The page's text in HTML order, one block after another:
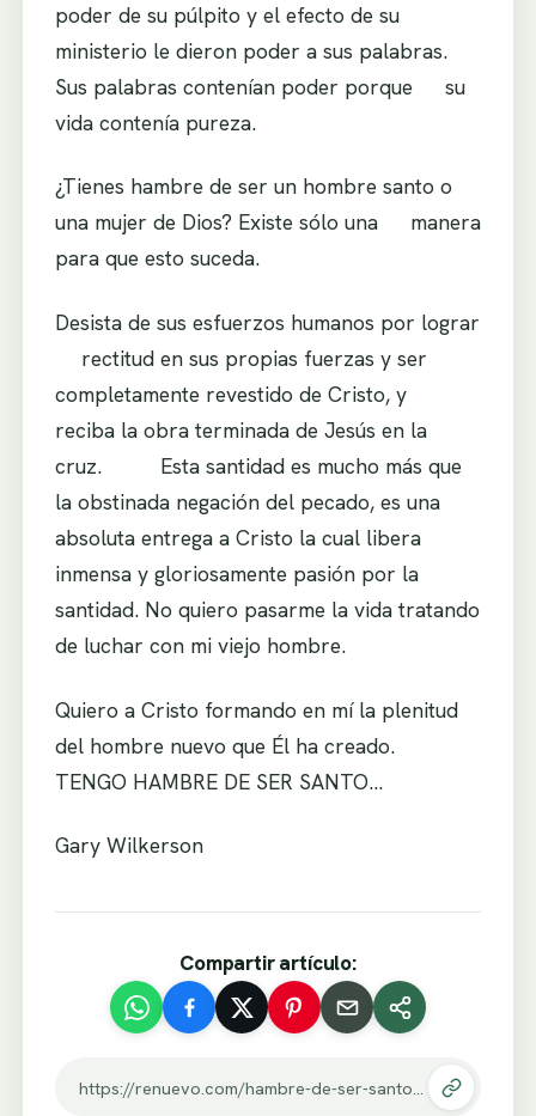
poder de su púlpito y el efecto de su
ministerio le dieron poder a sus palabras.
Sus palabras contenían poder porque su
vida contenía pureza.
¿Tienes hambre de ser un hombre santo o
una mujer de Dios? Existe sólo una manera
para que esto suceda.
Desista de sus esfuerzos humanos por lograr
rectitud en sus propias fuerzas y ser
completamente revestido de Cristo, y
reciba la obra terminada de Jesús en la
cruz. Esta santidad es mucho más que
la obstinada negación del pecado, es una
absoluta entrega a Cristo la cual libera
inmensa y gloriosamente pasión por la
santidad. No quiero pasarme la vida tratando
de luchar con mi viejo hombre.
Quiero a Cristo formando en mí la plenitud
del hombre nuevo que Él ha creado.
TENGO HAMBRE DE SER SANTO…
Gary Wilkerson
Compartir artículo:
https://renuevo.com/hambre-de-ser-santos.html